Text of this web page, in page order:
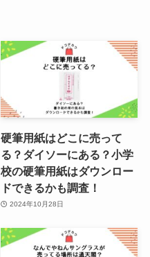
硬筆用紙はどこに売って
る？ダイソーにある？小学
校の硬筆用紙はダウンロー
ドできるかも調査！
2024年10月28日